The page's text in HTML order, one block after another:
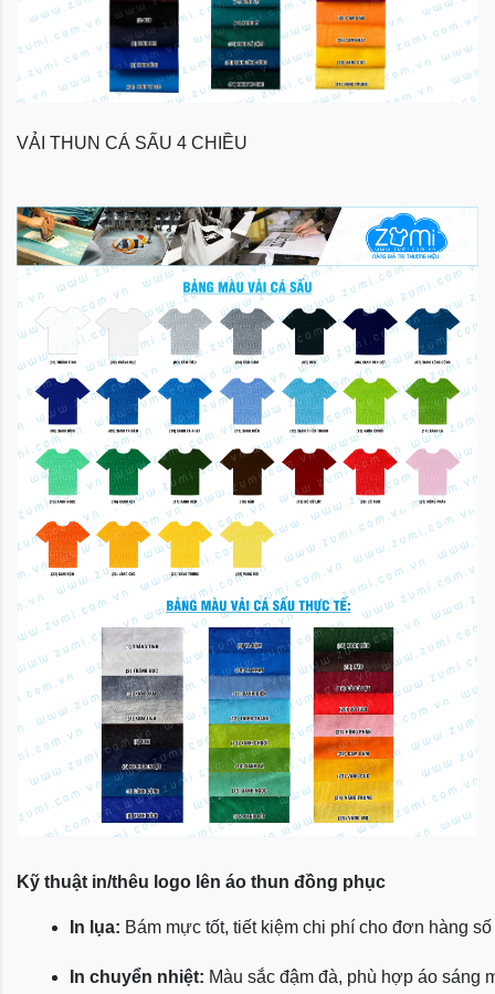
VẢI THUN CÁ SẤU 4 CHIỀU
Kỹ thuật in/thêu logo lên áo thun đồng phục
In lụa: Bám mực tốt, tiết kiệm chi phí cho đơn hàng
In chuyển nhiệt: Màu sắc đậm đà, phù hợp áo sáng